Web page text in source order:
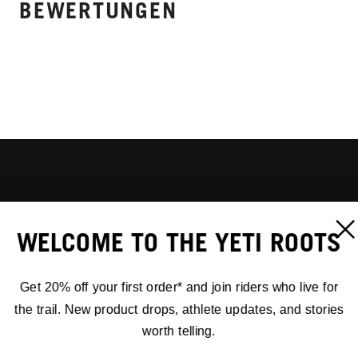
BEWERTUNGEN
WELCOME TO THE YETI ROOTS
Get 20% off your first order* and join riders who live for
the trail. New product drops, athlete updates, and stories
worth telling.